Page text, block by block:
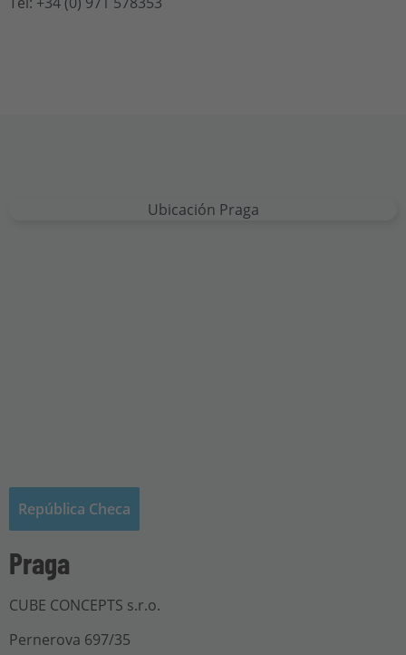
República Checa
Praga
CUBE CONCEPTS s.r.o.
Pernerova 697/35